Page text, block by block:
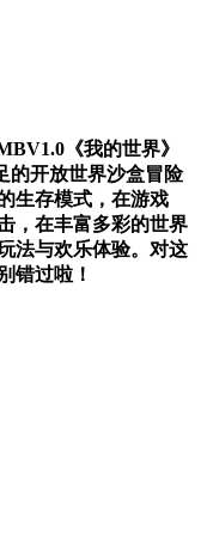
V1.0 《我的世界》
的开放世界沙盒冒险
生存模式，在游戏
，在丰富多彩的世界
法与欢乐体验。对这
错过啦！